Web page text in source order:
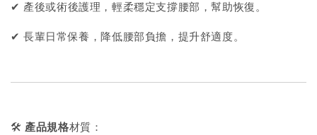
✔ 產後或術後護理，輕柔穩定支撐腰部，幫助恢復。
✔ 長輩日常保養，降低腰部負擔，提升舒適度。
🛠️ 產品規格材質：